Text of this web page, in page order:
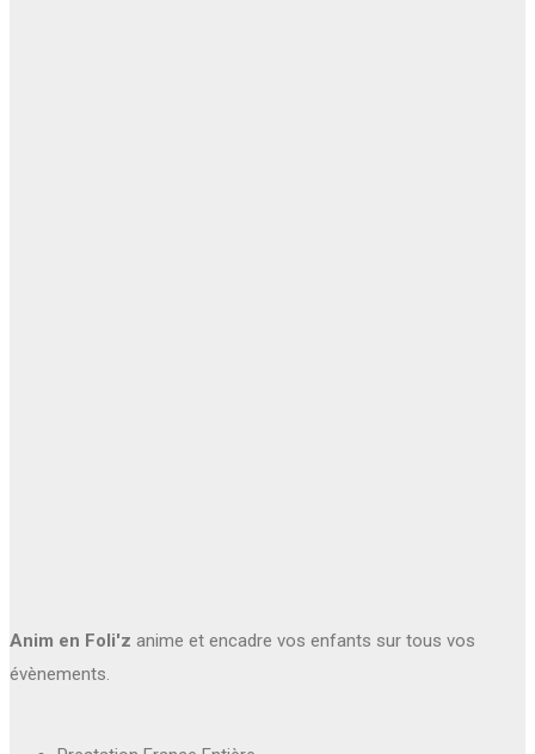
Anim en Foli'z anime et encadre vos enfants sur tous vos
évènements.